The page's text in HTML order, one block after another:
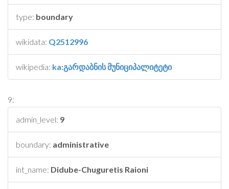
type: boundary
wikidata: Q2512996
wikipedia: ka:გარდაბნის მუნიციპალიტეტი
9:
admin_level: 9
boundary: administrative
int_name: Didube-Chuguretis Raioni